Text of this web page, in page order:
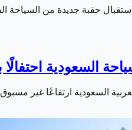
حقبة جديدة من
السعودية
السعودية ارتفاعًا غير